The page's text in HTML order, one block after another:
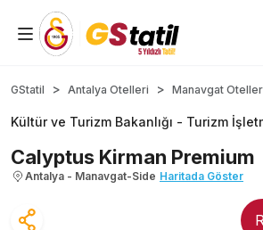
Yurt İçi Oteller
Temalı Oteller
Kıbrıs Otelleri
Lansmana Özel Oteller
GStatil Antalya Otelleri Manavgat
Kültür ve Turizm Bakanlığı - Turizm
Calyptus Kirman Premium
Antalya - Manavgat-Side Haritada Göster